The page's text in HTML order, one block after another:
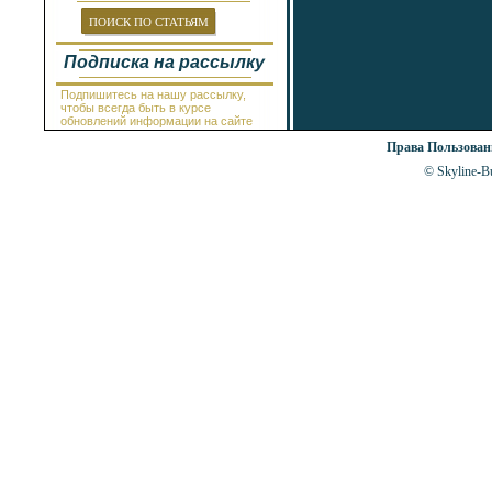
Рогачево
Руссе
Самоков
Св.Константин и Елена
Святой Влас
Синеморец
Сливен
ПОИСК ПО СТАТЬЯМ
Подписка на рассылку
Подпишитесь на нашу рассылку,
чтобы всегда быть в курсе
обновлений информации на сайте
Права
© Skyline-